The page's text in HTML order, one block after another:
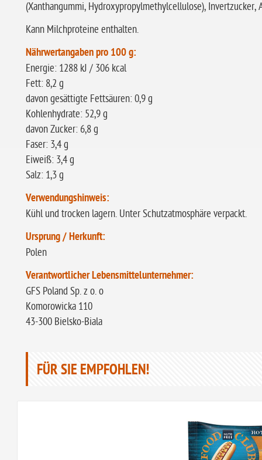
(Xanthangummi, Hydroxypropylmethylcellulose), Invertzucker,
Kann Milchproteine enthalten.
Nährwertangaben pro 100 g:
Energie: 1288 kJ / 306 kcal
Fett: 8,2 g
davon gesättigte Fettsäuren: 0,9 g
Kohlenhydrate: 52,9 g
davon Zucker: 6,8 g
Faser: 3,4 g
Eiweiß: 3,4 g
Salz: 1,3 g
Verwendungshinweis:
Kühl und trocken lagern. Unter Schutzatmosphäre verpackt.
Ursprung / Herkunft:
Polen
Verantwortlicher Lebensmittelunternehmer:
GFS Poland Sp. z o. o
Komorowicka 110
43-300 Bielsko-Biala
FÜR SIE EMPFOHLEN!